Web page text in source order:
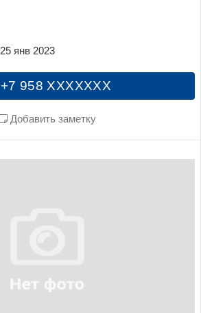
+7 958 XXXXXXX
Добавить заметку
25 янв 2023